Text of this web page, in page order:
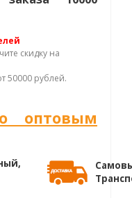
скидку на
50000 рублей.
оптовым